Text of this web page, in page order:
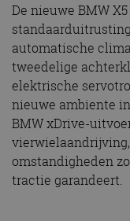
De nieuwe BMW
automatische
tweedelige
elektrische
nieuwe ambiente
BMW xDrive-
omstandigheden
tractie garandeert.